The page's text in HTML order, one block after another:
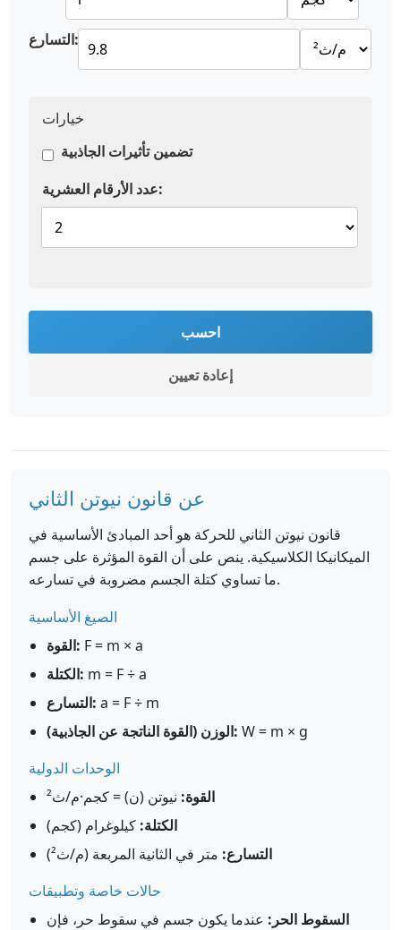
التسارع:
خيارات
تضمين تأثيرات الجاذبية
عدد الأرقام العشرية:
احسب
إعادة تعيين
عن قانون نيوتن الثاني
قانون نيوتن الثاني للحركة هو أحد المبادئ الأساسية في
الميكانيكا الكلاسيكية. ينص على أن القوة المؤثرة على جسم
ما تساوي كتلة الجسم مضروبة في تسارعه.
الصيغ الأساسية
القوة: F = m × a
الكتلة: m = F ÷ a
التسارع: a = F ÷ m
الوزن (القوة الناتجة عن الجاذبية): W = m × g
الوحدات الدولية
القوة: نيوتن (ن) = كجم·م/ث²
الكتلة: كيلوغرام (كجم)
التسارع: متر في الثانية المربعة (م/ث²)
حالات خاصة وتطبيقات
السقوط الحر: عندما يكون جسم في سقوط حر، فإن